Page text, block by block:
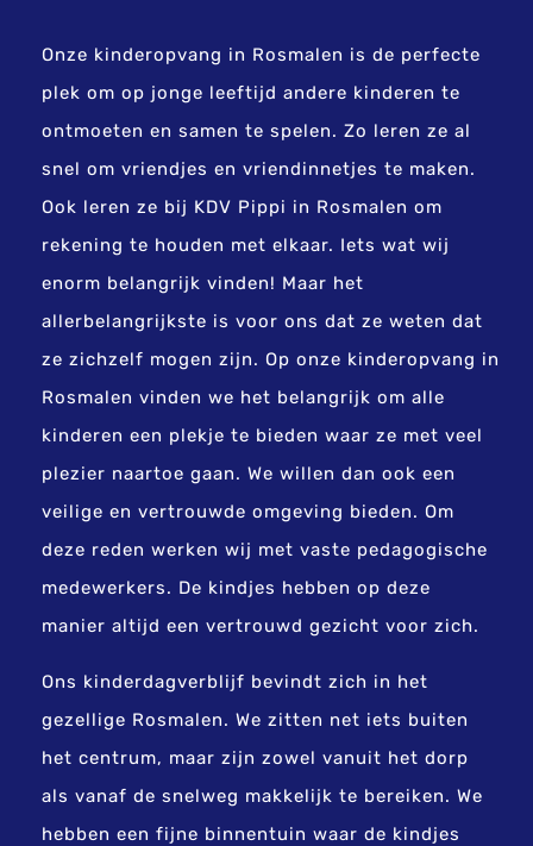
Onze kinderopvang in Rosmalen is de perfecte
plek om op jonge leeftijd andere kinderen te
ontmoeten en samen te spelen. Zo leren ze al
snel om vriendjes en vriendinnetjes te maken.
Ook leren ze bij KDV Pippi in Rosmalen om
rekening te houden met elkaar. Iets wat wij
enorm belangrijk vinden! Maar het
allerbelangrijkste is voor ons dat ze weten dat
ze zichzelf mogen zijn. Op onze kinderopvang in
Rosmalen vinden we het belangrijk om alle
kinderen een plekje te bieden waar ze met veel
plezier naartoe gaan. We willen dan ook een
veilige en vertrouwde omgeving bieden. Om
deze reden werken wij met vaste pedagogische
medewerkers. De kindjes hebben op deze
manier altijd een vertrouwd gezicht voor zich.
Ons kinderdagverblijf bevindt zich in het
gezellige Rosmalen. We zitten net iets buiten
het centrum, maar zijn zowel vanuit het dorp
als vanaf de snelweg makkelijk te bereiken. We
hebben een fijne binnentuin waar de kindjes